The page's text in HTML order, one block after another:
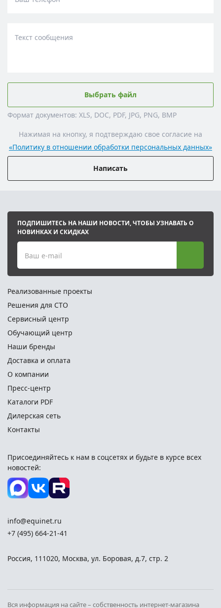
Текст сообщения
Выбрать файл
Формат документов: XLS, DOC, PDF, JPG, PNG, BMP
Нажимая на кнопку, я подтверждаю свое согласие на
«Политику в отношении обработки персональных данных»
Написать
ПОДПИШИТЕСЬ НА НАШИ НОВОСТИ, ЧТОБЫ УЗНАВАТЬ О
НОВИНКАХ И СКИДКАХ
Ваш e-mail
Реализованные проекты
Решения для СТО
Сервисный центр
Обучающий центр
Наши бренды
Доставка и оплата
О компании
Пресс-центр
Каталоги PDF
Дилерская сеть
Контакты
Присоединяйтесь к нам в соцсетях и будьте в курсе всех
новостей:
info@equinet.ru
+7 (495) 664-21-41
Россия, 111020, Москва, ул. Боровая, д.7, стр. 2
Вся информация на сайте – собственность интернет-магазина